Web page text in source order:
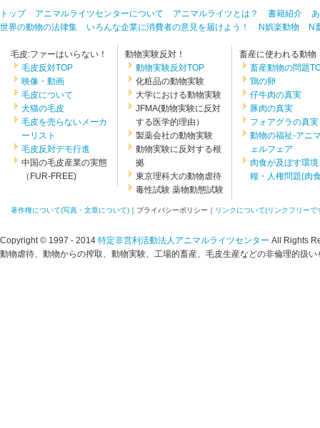
トップ アニマルライツセンターについて アニマルライツとは？ 書籍紹介
世界の動物の法律集
いろんな企業に消費者の意見を届けよう！ N娯楽動物 N
毛皮:ファーはいらない！
毛皮反対TOP
映像・動画
毛皮について
犬猫の毛皮
毛皮を売らないメーカ
ーリスト
毛皮反対デモ行進
中国の毛皮産業の実態
（FUR-FREE)
動物実験反対！
動物実験反対TOP
化粧品の動物実験
大学における動物実験
JFMA(動物実験に反対
する医学的理由）
製薬会社の動物実験
動物実験に反対する根
拠
東京理科大の動物虐待
毒性試験 薬物動態試験
畜産に使われる動物
畜産動物の問題
鶏の卵
仔牛肉の真実
豚肉の真実
フォアグラの真実
動物の福祉-アニ
ェルフェア
肉食が及ぼす環
糧・人権問題(肉
著作権について(写真・文章について) ｜プライバシーポリシー｜ リンクについて(リンクフリーで
Copyright © 1997 - 2014 特定非営利活動法人アニマルライツセンター All Rights
動物虐待、動物からの搾取、動物実験、工場的畜産、毛皮生産などの非倫理的扱